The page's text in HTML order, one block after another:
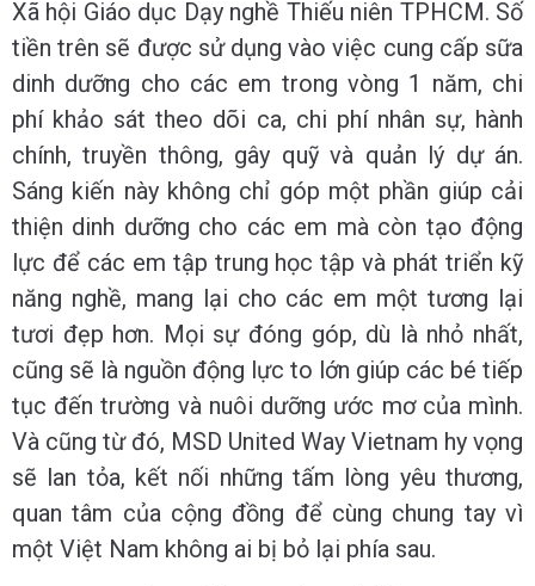
Xã hội Giáo dục Dạy nghề Thiếu niên TPHCM. Số
tiền trên sẽ được sử dụng vào việc cung cấp sữa
dinh dưỡng cho các em trong vòng 1 năm, chi
phí khảo sát theo dõi ca, chi phí nhân sự, hành
chính, truyền thông, gây quỹ và quản lý dự án.
Sáng kiến này không chỉ góp một phần giúp cải
thiện dinh dưỡng cho các em mà còn tạo động
lực để các em tập trung học tập và phát triển kỹ
năng nghề, mang lại cho các em một tương lại
tươi đẹp hơn. Mọi sự đóng góp, dù là nhỏ nhất,
cũng sẽ là nguồn động lực to lớn giúp các bé tiếp
tục đến trường và nuôi dưỡng ước mơ của mình.
Và cũng từ đó, MSD United Way Vietnam hy vọng
sẽ lan tỏa, kết nối những tấm lòng yêu thương,
quan tâm của cộng đồng để cùng chung tay vì
một Việt Nam không ai bị bỏ lại phía sau.